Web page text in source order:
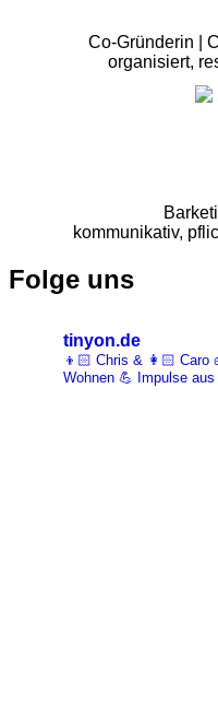
Co-Gründerin |
organisiert,
kommunikativ,
Folge uns
tinyon.de
👦🏻 Chris & 👩🏻 Caro
Wohnen 💪 Impulse